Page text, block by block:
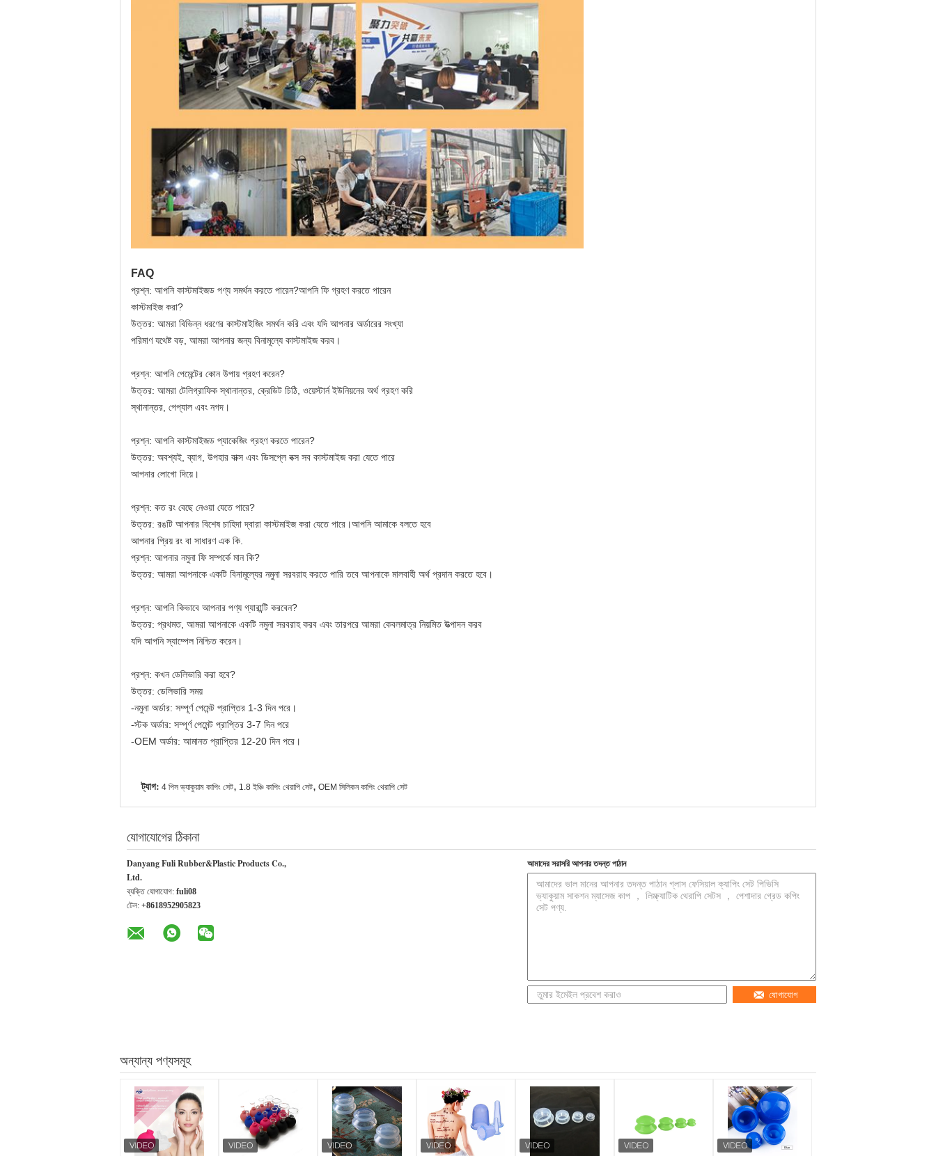
FAQ
প্রশ্ন: আপনি কাস্টমাইজড পণ্য সমর্থন করতে পারেন?আপনি ফি গ্রহণ করতে পারেন
কাস্টমাইজ করা?
উত্তর: আমরা বিভিন্ন ধরণের কাস্টমাইজিং সমর্থন করি এবং যদি আপনার অর্ডারের সংখ্যা
পরিমাণ যথেষ্ট বড়, আমরা আপনার জন্য বিনামূল্যে কাস্টমাইজ করব।
প্রশ্ন: আপনি পেমেন্টের কোন উপায় গ্রহণ করেন?
উত্তর: আমরা টেলিগ্রাফিক স্থানান্তর, ক্রেডিট চিঠি, ওয়েস্টার্ন ইউনিয়নের অর্থ গ্রহণ করি
স্থানান্তর, পেপ্যাল ​​এবং নগদ।
প্রশ্ন: আপনি কাস্টমাইজড প্যাকেজিং গ্রহণ করতে পারেন?
উত্তর: অবশ্যই, ব্যাগ, উপহার বাক্স এবং ডিসপ্লে বক্স সব কাস্টমাইজ করা যেতে পারে
আপনার লোগো দিয়ে।
প্রশ্ন: কত রং বেছে নেওয়া যেতে পারে?
উত্তর: রঙটি আপনার বিশেষ চাহিদা দ্বারা কাস্টমাইজ করা যেতে পারে।আপনি আমাকে বলতে হবে
আপনার প্রিয় রং বা সাধারণ এক কি.
প্রশ্ন: আপনার নমুনা ফি সম্পর্কে মান কি?
উত্তর: আমরা আপনাকে একটি বিনামূল্যের নমুনা সরবরাহ করতে পারি তবে আপনাকে মালবাহী অর্থ প্রদান করতে হবে।
প্রশ্ন: আপনি কিভাবে আপনার পণ্য গ্যারান্টি করবেন?
উত্তর: প্রথমত, আমরা আপনাকে একটি নমুনা সরবরাহ করব এবং তারপরে আমরা কেবলমাত্র নিয়মিত উত্পাদন করব
যদি আপনি স্যাম্পেল নিশ্চিত করেন।
প্রশ্ন: কখন ডেলিভারি করা হবে?
উত্তর: ডেলিভারি সময়
-নমুনা অর্ডার: সম্পূর্ণ পেমেন্ট প্রাপ্তির 1-3 দিন পরে।
-স্টক অর্ডার: সম্পূর্ণ পেমেন্ট প্রাপ্তির 3-7 দিন পরে
-OEM অর্ডার: আমানত প্রাপ্তির 12-20 দিন পরে।
ট্যাগ: 4 পিস ভ্যাকুয়াম কাপিং সেট, 1.8 ইঞ্চি কাপিং থেরাপি সেট, OEM সিলিকন কাপিং থেরাপি সেট
যোগাযোগের ঠিকানা
Danyang Fuli Rubber&Plastic Products Co.,
Ltd.
ব্যক্তি যোগাযোগ: fuli08
টেল: +8618952905823
আমাদের সরাসরি আপনার তদন্ত পাঠান
যোগাযোগ
অন্যান্য পণ্যসমূহ